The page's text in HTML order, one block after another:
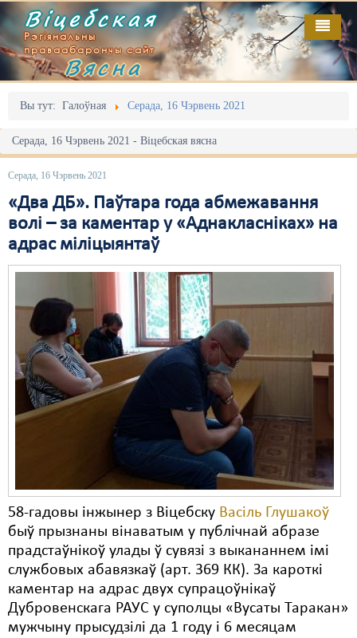
Віцебская
Рэгіянальны
праваабарончы сайт
Вясна
Вы тут: Галоўная Серада, 16 Чэрвень 2021
Серада, 16 Чэрвень 2021 - Віцебская вясна
Серада, 16 Чэрвень 2021
«Два ДБ». Паўтара года абмежавання
волі – за каментар у «Аднакласніках» на
адрас міліцыянтаў
58-гадовы інжынер з Віцебску Васіль Глушакоў
быў прызнаны вінаватым у публічнай абразе
прадстаўнікоў улады ў сувязі з выкананнем імі
службовых абавязкаў (арт. 369 КК). За кароткі
каментар на адрас двух супрацоўнікаў
Дубровенскага РАУС у суполцы «Вусаты Таракан»
мужчыну прысудзілі да 1 году і 6 месяцам
Галоўная
Адміністрацыйны перасьлед
Акцыі
Выбары
Грамадзянскія ініцыятывы
Дзяржава
Дыскрымінацыя
Затрыманьні
Карная псыхіятрыя
КПЧ ААН
Культурныя правы
Мірныя сходы
Палітвязьні
Правы дзіцяці
Выданьні
Відэа
Пра нас
RSS